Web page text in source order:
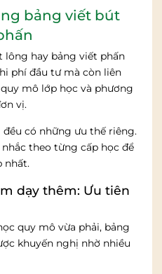
bảng viết bút
lông hay bảng viết phấn
phí đầu tư mà còn liên
mô lớp học và phương
vị.
có những ưu thế riêng.
theo từng cấp học để
nhất.
dạy thêm: Ưu tiên
quy mô vừa phải, bảng
khuyến nghị nhờ nhiều